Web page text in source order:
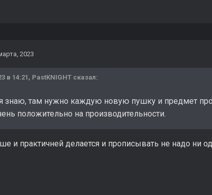
2023
в 14:21, PastKNIGHT сказал:
знаю, там нужно каждую новую пушку и предмет
положительно на производительности.
и практичней делается и прописывать не надо ни